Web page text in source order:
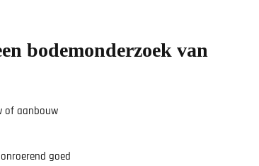
bodemonderzoek van
of aanbouw
goed